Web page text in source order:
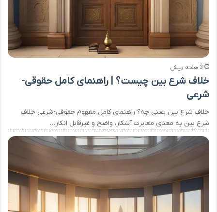
3 هفته پیش
خلاف شرع بین چیست؟ | راهنمای کامل حقوقی-
شرعی
خلاف شرع بین یعنی چه؟ راهنمای کامل مفهوم حقوقی-شرعی خلاف
شرع بین به معنای مغایرت آشکار، واضح و غیرقابل انکار…